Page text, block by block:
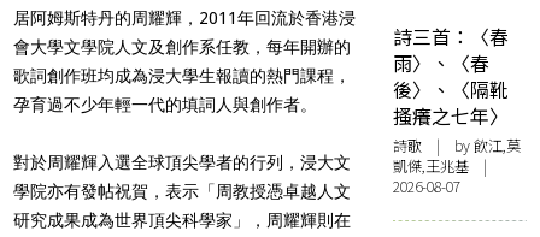
居阿姆斯特丹的周耀輝，2011年回流於香港浸
會大學文學院人文及創作系任教，每年開辦的
歌詞創作班均成為浸大學生報讀的熱門課程，
孕育過不少年輕一代的填詞人與創作者。
對於周耀輝入選全球頂尖學者的行列，浸大文
學院亦有發帖祝賀，表示「周教授憑卓越人文
研究成果成為世界頂尖科學家」，周耀輝則在
詩三首：〈春
雨〉、〈春
後〉、〈隔靴
搔癢之七年〉
詩歌 | by 飲江,莫
凱傑,王兆基 |
2026-08-07